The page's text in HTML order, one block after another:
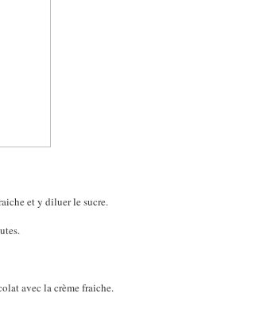
et y diluer le sucre.
avec la crème fraiche.